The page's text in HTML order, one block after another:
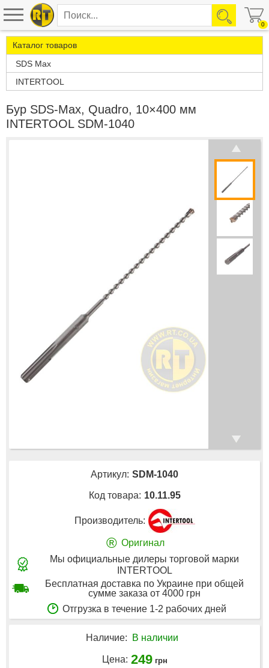
0
Каталог товаров
SDS Max
INTERTOOL
Бур SDS-Max, Quadro, 10×400 мм
INTERTOOL SDM-1040
Артикул: SDM-1040
Код товара: 10.11.95
Производитель:
® Оригинал
Мы официальные дилеры торговой марки
INTERTOOL
Бесплатная доставка по Украине при общей
сумме заказа от 4000 грн
Отгрузка в течение 1-2 рабочих дней
Наличие: В наличии
Цена: 249 грн